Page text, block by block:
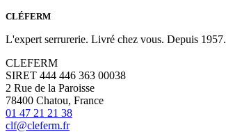
CLÉFERM
L'expert serrurerie. Livré chez vous. Depuis 1957.
CLEFERM
SIRET 444 446 363 00038
2 Rue de la Paroisse
78400 Chatou, France
01 47 21 21 38
clf@cleferm.fr